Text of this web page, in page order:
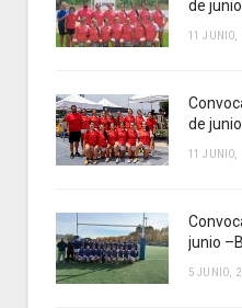
de
11 JUNIO,
de
11 JUNIO,
junio
5 JUNIO,